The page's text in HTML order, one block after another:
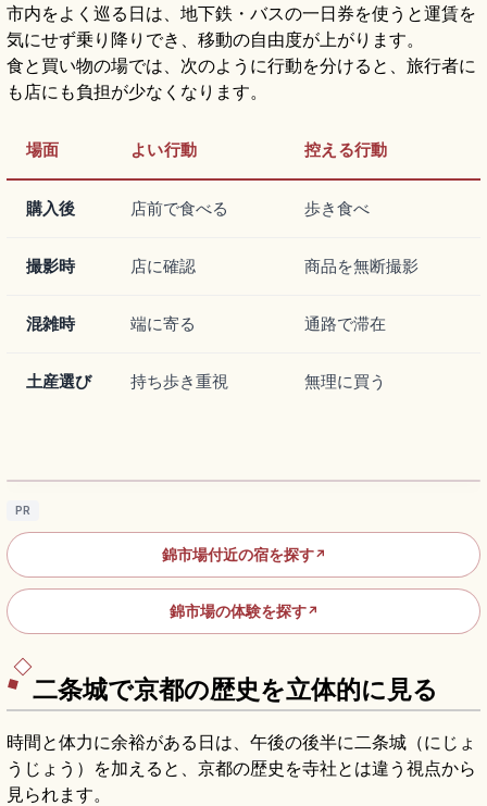
市内をよく巡る日は、地下鉄・バスの一日券を使うと運賃を
気にせず乗り降りでき、移動の自由度が上がります。
食と買い物の場では、次のように行動を分けると、旅行者に
も店にも負担が少なくなります。
場面 よい行動 控える行動
購入後 店前で食べる 歩き食べ
撮影時 店に確認 商品を無断撮影
混雑時 端に寄る 通路で滞在
土産選び 持ち歩き重視 無理に買う
PR
錦市場付近の宿を探す↗
錦市場の体験を探す↗
二条城で京都の歴史を立体的に見る
時間と体力に余裕がある日は、午後の後半に二条城（にじょ
うじょう）を加えると、京都の歴史を寺社とは違う視点から
見られます。